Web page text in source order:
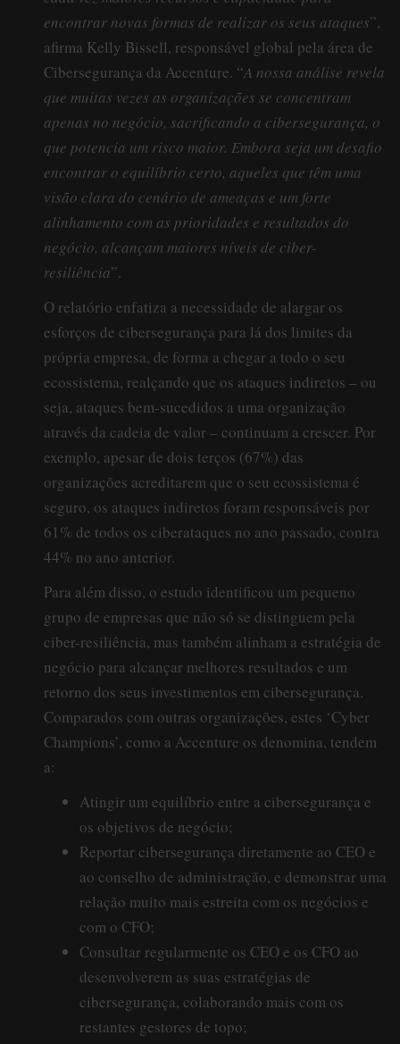
encontrar novas formas de realizar os seus ataques”,
afirma Kelly Bissell, responsável global pela área de
Cibersegurança da Accenture. “A nossa análise revela
que muitas vezes as organizações se concentram
apenas no negócio, sacrificando a cibersegurança, o
que potencia um risco maior. Embora seja um desafio
encontrar o equilíbrio certo, aqueles que têm uma
visão clara do cenário de ameaças e um forte
alinhamento com as prioridades e resultados do
negócio, alcançam maiores níveis de ciber-
resiliência”.
O relatório enfatiza a necessidade de alargar os
esforços de cibersegurança para lá dos limites da
própria empresa, de forma a chegar a todo o seu
ecossistema, realçando que os ataques indiretos – ou
seja, ataques bem-sucedidos a uma organização
através da cadeia de valor – continuam a crescer. Por
exemplo, apesar de dois terços (67%) das
organizações acreditarem que o seu ecossistema é
seguro, os ataques indiretos foram responsáveis por
61% de todos os ciberataques no ano passado, contra
44% no ano anterior.
Para além disso, o estudo identificou um pequeno
grupo de empresas que não só se distinguem pela
ciber-resiliência, mas também alinham a estratégia de
negócio para alcançar melhores resultados e um
retorno dos seus investimentos em cibersegurança.
Comparados com outras organizações, estes ‘Cyber
Champions’, como a Accenture os denomina, tendem
a:
Atingir um equilíbrio entre a cibersegurança e
os objetivos de negócio;
Reportar cibersegurança diretamente ao CEO e
ao conselho de administração, e demonstrar uma
relação muito mais estreita com os negócios e
com o CFO;
Consultar regularmente os CEO e os CFO ao
desenvolverem as suas estratégias de
cibersegurança, colaborando mais com os
restantes gestores de topo;